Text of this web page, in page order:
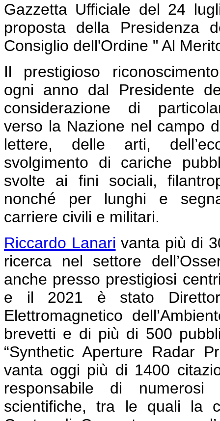
Gazzetta Ufficiale del 24
proposta della Presidenza
Consiglio dell'Ordine " Al
Il prestigioso
ogni anno dal Presidente
considerazione di
verso la Nazione nel campo
lettere, delle arti,
svolgimento di cariche
svolte ai fini sociali,
nonché per lunghi e
carriere civili e militari.
Riccardo Lanari vanta più di
ricerca nel settore
anche presso prestigiosi
e il 2021 è stato
Elettromagnetico
brevetti e di più di 500
“Synthetic Aperture Radar
vanta oggi più di 1400
responsabile di
scientifiche, tra le quali la